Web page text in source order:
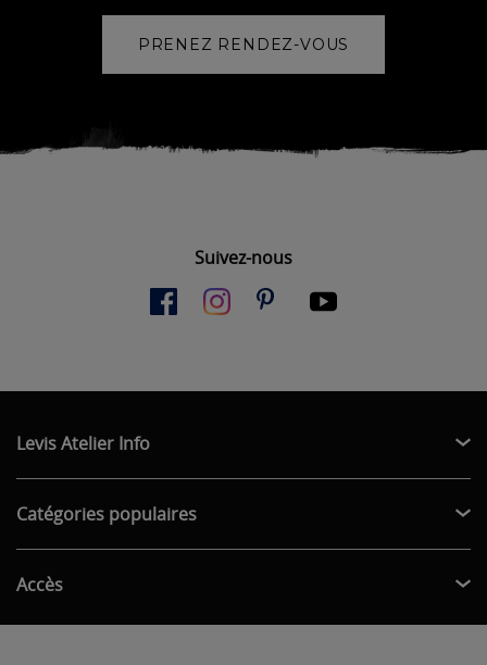
PRENEZ RENDEZ-VOUS
Suivez-nous
Levis Atelier Info
Catégories populaires
Accès